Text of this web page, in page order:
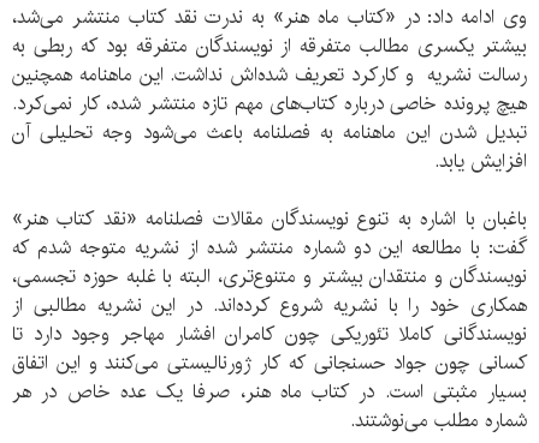
وی ادامه داد: در «کتاب ماه هنر» به ندرت نقد کتاب منتشر می‌شد،
بیشتر یکسری مطالب متفرقه از نویسندگان متفرقه بود که ربطی به
رسالت نشریه و کارکرد تعریف شده‌اش نداشت. این ماهنامه همچنین
هیچ پرونده خاصی درباره کتاب‌های مهم تازه منتشر شده، کار نمی‌کرد.
تبدیل شدن این ماهنامه به فصلنامه باعث می‌شود وجه تحلیلی آن
افزایش یابد.
باغبان با اشاره به تنوع نویسندگان مقالات فصلنامه «نقد کتاب هنر»
گفت: با مطالعه این دو شماره منتشر شده از نشریه متوجه شدم که
نویسندگان و منتقدان بیشتر و متنوع‌تری، البته با غلبه حوزه تجسمی،
همکاری خود را با نشریه شروع کرده‌اند. در این نشریه مطالبی از
نویسندگانی کاملا تئوریکی چون کامران افشار مهاجر وجود دارد تا
کسانی چون جواد حسنجانی که کار ژورنالیستی می‌کنند و این اتفاق
بسیار مثبتی است. در کتاب ماه هنر، صرفا یک عده خاص در هر
شماره مطلب می‌نوشتند.